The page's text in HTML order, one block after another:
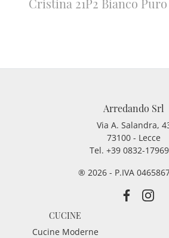
Arredando Srl
Via A. Salandra,
73100 - Lecce
Tel. +39 0832-
® 2026 - P.IVA
CUCINE
Cucine Moderne